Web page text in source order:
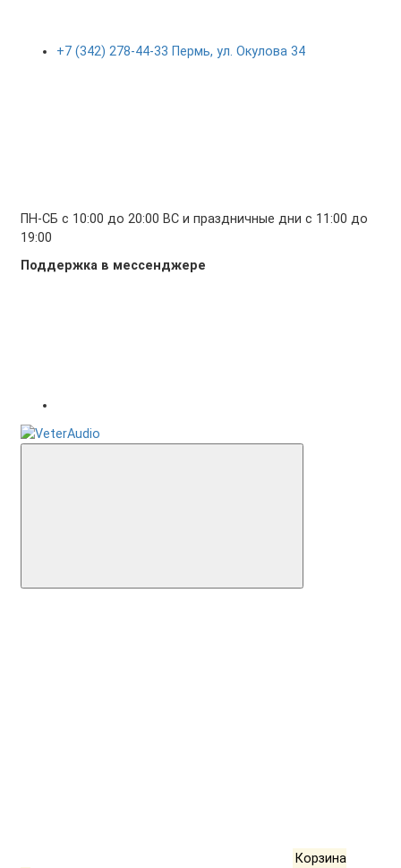
+7 (342) 278-44-33 Пермь, ул. Окулова 34
ПН-СБ с 10:00 до 20:00 ВС и праздничные дни с 11:00 до
19:00
Поддержка в мессенджере
Корзина